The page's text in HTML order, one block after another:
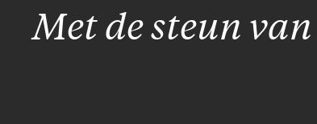
Met de steun van